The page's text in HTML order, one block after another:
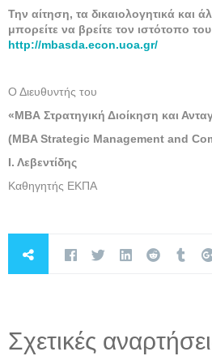
Την αίτηση, τα δικαιολογητικά και
μπορείτε να βρείτε τον ιστότοπο
http://mbasda.econ.uoa.gr/
Ο Διευθυντής του
«ΜΒΑ Στρατηγική Διοίκηση και
(MBA Strategic Management and
Ι. Λεβεντίδης
Καθηγητής ΕΚΠΑ
Σχετικές